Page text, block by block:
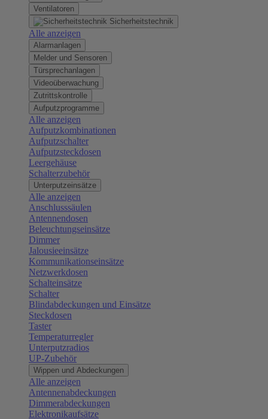
Ventilatoren
Sicherheitstechnik
Alle anzeigen
Alarmanlagen
Melder und Sensoren
Türsprechanlagen
Videoüberwachung
Zutrittskontrolle
Aufputzprogramme
Alle anzeigen
Aufputzkombinationen
Aufputzschalter
Aufputzsteckdosen
Leergehäuse
Schalterzubehör
Unterputzeinsätze
Alle anzeigen
Anschlusssäulen
Antennendosen
Beleuchtungseinsätze
Dimmer
Jalousieeinsätze
Kommunikationseinsätze
Netzwerkdosen
Schalteinsätze
Schalter
Blindabdeckungen und Einsätze
Steckdosen
Taster
Temperaturregler
Unterputzradios
UP-Zubehör
Wippen und Abdeckungen
Alle anzeigen
Antennenabdeckungen
Dimmerabdeckungen
Elektronikaufsätze